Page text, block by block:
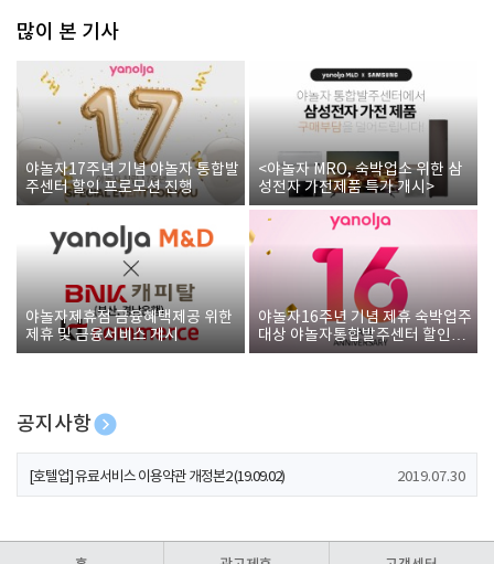
많이 본 기사
야놀자17주년 기념 야놀자 통합발
주센터 할인 프로모션 진행
<야놀자 MRO, 숙박업소 위한 삼
성전자 가전제품 특가 개시>
야놀자제휴점 금융혜택제공 위한
제휴 및 금융서비스 게시
야놀자16주년 기념 제휴 숙박업주
대상 야놀자통합발주센터 할인쿠
폰 증정
공지사항
[호텔업] 개인정보 처리방침 개정본1 (19.09.02)
[호텔업] 유료서비스 이용약관 개정본2 (19.09.02) 2019.07.30